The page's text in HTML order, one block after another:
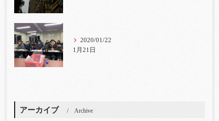
2020/01/22
1月21日
アーカイブ Archive